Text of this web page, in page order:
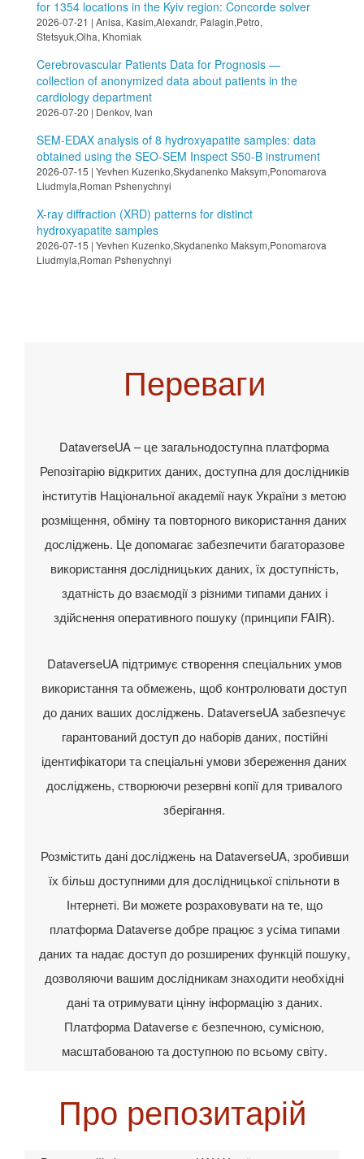
for 1354 locations in the Kyiv region: Concorde solver
2026-07-21 | Anisa, Kasim,Alexandr, Palagin,Petro,
Stetsyuk,Olha, Khomiak
Cerebrovascular Patients Data for Prognosis —
collection of anonymized data about patients in the
cardiology department
2026-07-20 | Denkov, Ivan
SEM-EDAX analysis of 8 hydroxyapatite samples: data
obtained using the SEO-SEM Inspect S50-B instrument
2026-07-15 | Yevhen Kuzenko,Skydanenko Maksym,Ponomarova
Liudmyla,Roman Pshenychnyi
X-ray diffraction (XRD) patterns for distinct
hydroxyapatite samples
2026-07-15 | Yevhen Kuzenko,Skydanenko Maksym,Ponomarova
Liudmyla,Roman Pshenychnyi
Переваги
DataverseUA – це загальнодоступна платформа
Репозітарію відкритих даних, доступна для дослідників
інститутів Національної академії наук України з метою
розміщення, обміну та повторного використання даних
досліджень. Це допомагає забезпечити багаторазове
використання дослідницьких даних, їх доступність,
здатність до взаємодії з різними типами даних і
здійснення оперативного пошуку (принципи FAIR).
DataverseUA підтримує створення спеціальних умов
використання та обмежень, щоб контролювати доступ
до даних ваших досліджень. DataverseUA забезпечує
гарантований доступ до наборів даних, постійні
ідентифікатори та спеціальні умови збереження даних
досліджень, створюючи резервні копії для тривалого
зберігання.
Розмістить дані досліджень на DataverseUA, зробивши
їх більш доступними для дослідницької спільноти в
Інтернеті. Ви можете розраховувати на те, що
платформа Dataverse добре працює з усіма типами
даних та надає доступ до розширених функцій пошуку,
дозволяючи вашим дослідникам знаходити необхідні
дані та отримувати цінну інформацію з даних.
Платформа Dataverse є безпечною, сумісною,
масштабованою та доступною по всьому світу.
Про репозитарій